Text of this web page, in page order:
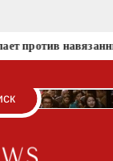
против